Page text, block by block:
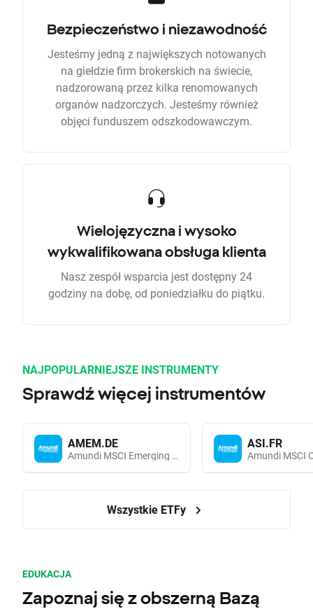
Bezpieczeństwo i niezawodność
Jesteśmy jedną z największych notowanych
na giełdzie firm brokerskich na świecie,
nadzorowaną przez kilka renomowanych
organów nadzorczych. Jesteśmy również
objęci funduszem odszkodowawczym.
Wielojęzyczna i wysoko
wykwalifikowana obsługa klienta
Nasz zespół wsparcia jest dostępny 24
godziny na dobę, od poniedziałku do piątku.
NAJPOPULARNIEJSZE INSTRUMENTY
Sprawdź więcej instrumentów
AMEM.DE
Amundi MSCI Emerging Markets UCITS (Acc EUR)
ASI.FR
Wszystkie ETFy
EDUKACJA
Zapoznaj się z obszerną Bazą